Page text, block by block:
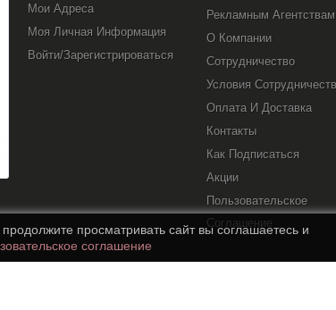
Мои Адреса
Моя Личная Информация
Войти/Зарегистрироваться
Рекламным Агентствам
О Компании
Сотрудничество
Условия
Оплата И Доставка
Контакты
Как Подписаться
Акции
Пользовательское
Соглашение
просматривать сайт вы соглашаетесь и
соглашение